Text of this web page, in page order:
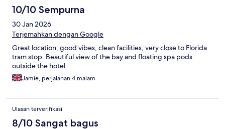
10/10 Sempurna
30 Jan 2026
Terjemahkan dengan Google
Great location, good vibes, clean facilities, very close to Florida
tram stop. Beautiful view of the bay and floating spa pods
outside the hotel
Jamie, perjalanan 4 malam
Ulasan terverifikasi
8/10 Sangat bagus